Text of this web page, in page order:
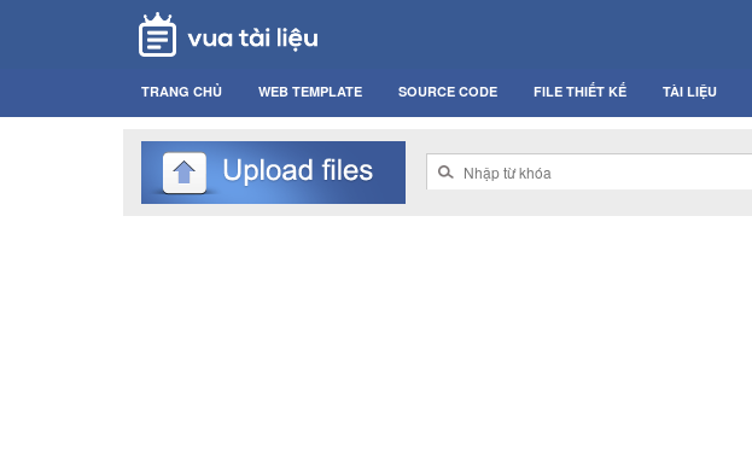
TRANG CHỦ WEB TEMPLATE SOURCE CODE FILE THIẾT KẾ TÀI LIỆU